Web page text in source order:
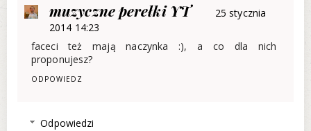
muzyczne perełki YT
25 stycznia
2014 14:23
faceci też mają naczynka :), a co dla nich
proponujesz?
ODPOWIEDZ
Odpowiedzi